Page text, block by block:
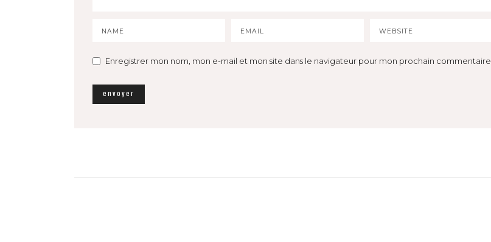
Enregistrer mon nom, mon e-mail et mon site dans le navigateur pour mon prochain commentaire.